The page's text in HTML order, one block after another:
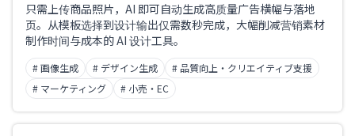
只需上传商品照片，AI 即可自动生成高质量广告横幅与落地
页。从模板选择到设计输出仅需数秒完成，大幅削减营销素材
制作时间与成本的 AI 设计工具。
# 画像生成 # デザイン生成
# 品質向上・クリエイティブ支援
# マーケティング
# 小売・EC